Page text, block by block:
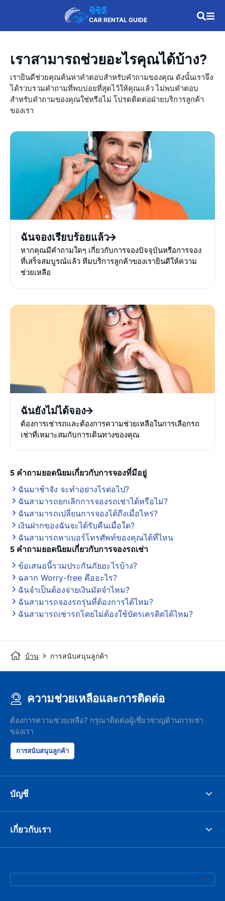
ซิซิลี
CAR RENTAL GUIDE
เราสามารถช่วยอะไรคุณได้บ้าง?
เรายินดีช่วยคุณค้นหาคำตอบสำหรับคำถามของคุณ ดังนั้นเราจึง
ได้รวบรวมคำถามที่พบบ่อยที่สุดไว้ให้คุณแล้ว ไม่พบคำตอบ
สำหรับคำถามของคุณใช่หรือไม่ โปรดติดต่อฝ่ายบริการลูกค้า
ของเรา
ฉันจองเรียบร้อยแล้ว
หากคุณมีคำถามใดๆ เกี่ยวกับการจองปัจจุบันหรือการจอง
ที่เสร็จสมบูรณ์แล้ว ทีมบริการลูกค้าของเรายินดีให้ความ
ช่วยเหลือ
ฉันยังไม่ได้จอง
ต้องการเช่ารถและต้องการความช่วยเหลือในการเลือกรถ
เช่าที่เหมาะสมกับการเดินทางของคุณ
5 คำถามยอดนิยมเกี่ยวกับการจองที่มีอยู่
ฉันมาช้าจัง จะทำอย่างไรต่อไป?
ฉันสามารถยกเลิกการจองรถเช่าได้หรือไม่?
ฉันสามารถเปลี่ยนการจองได้ถึงเมื่อไหร่?
เงินฝากของฉันจะได้รับคืนเมื่อใด?
ฉันสามารถหาเบอร์โทรศัพท์ของคุณได้ที่ไหน
5 คำถามยอดนิยมเกี่ยวกับการจองรถเช่า
ข้อเสนอนี้รวมประกันภัยอะไรบ้าง?
ฉลาก Worry-free คืออะไร?
ฉันจำเป็นต้องจ่ายเงินมัดจำไหม?
ฉันสามารถจองรถรุ่นที่ต้องการได้ไหม?
ฉันสามารถเช่ารถโดยไม่ต้องใช้บัตรเครดิตได้ไหม?
บ้าน การสนับสนุนลูกค้า
ความช่วยเหลือและการติดต่อ
ต้องการความช่วยเหลือ? กรุณาติดต่อผู้เชี่ยวชาญด้านการเช่า
ของเรา
การสนับสนุนลูกค้า
บัญชี
เกี่ยวกับเรา